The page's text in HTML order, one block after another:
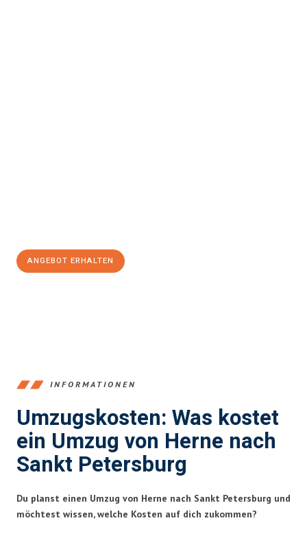
ANGEBOT ERHALTEN
INFORMATIONEN
Umzugskosten: Was kostet
ein Umzug von Herne nach
Sankt Petersburg
Du planst einen Umzug von Herne nach Sankt Petersburg und
möchtest wissen, welche Kosten auf dich zukommen?